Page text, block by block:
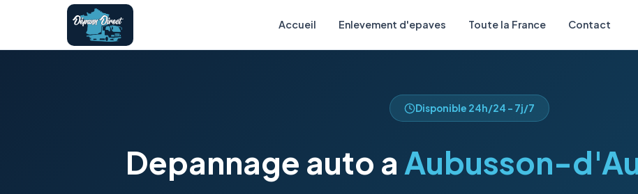
Accueil Enlevement d'epaves Toute la France Contact
Disponible 24h/24 - 7j/7
Depannage auto a Aubusson-